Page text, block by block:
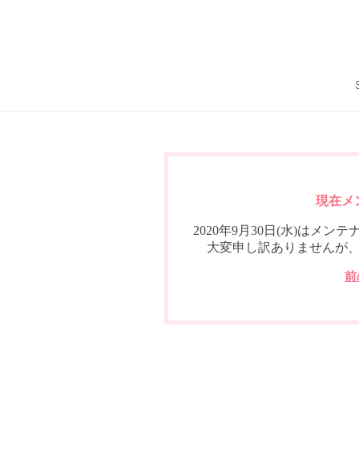
現在メ
2020年9月30日(水)はメンテ
大変申し訳ありませんが
前